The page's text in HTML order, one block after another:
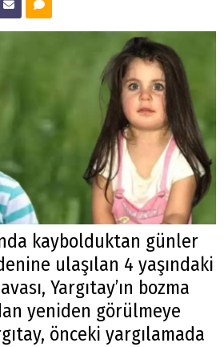
kaybolduktan günler
ulaşılan 4 yaşındaki
Yargıtay’ın bozma
yeniden görülmeye
önceki yargılamada